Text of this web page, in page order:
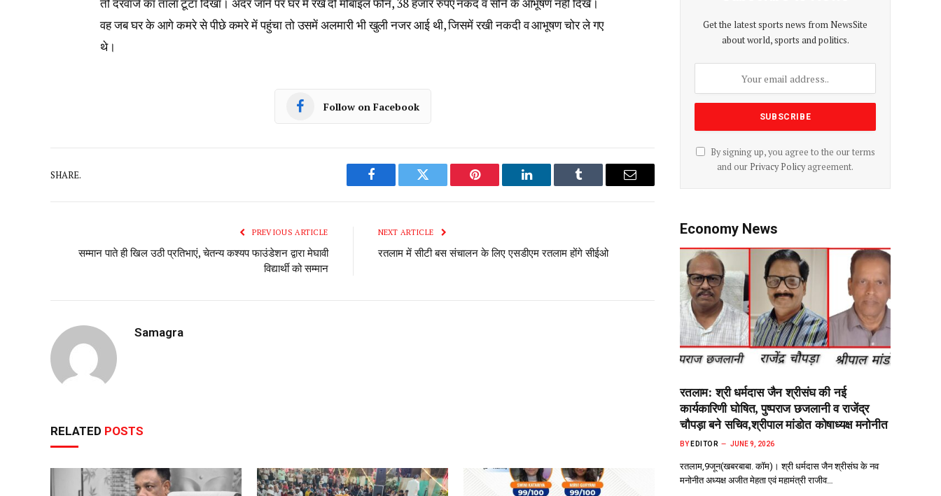
वह जब घर के आगे कमरे से पीछे कमरे में पहुंचा तो उसमें अलमारी भी खुली नजर आई थी, जिसमें रखी नकदी व आभूषण चोर ले गए
थे।
Follow on Facebook
SHARE.
Facebook Twitter Pinterest LinkedIn Tumblr Email
PREVIOUS ARTICLE
सम्मान पाते ही खिल उठी प्रतिभाएं, चेतन्य कश्यप फाउंडेशन द्वारा मेघावी
विद्यार्थी को सम्मान
NEXT ARTICLE
रतलाम में सीटी बस संचालन के लिए एसडीएम रतलाम होंगे सीईओ
Samagra
RELATED POSTS
Get the latest sports news from NewsSite
about world, sports and politics.
By signing up, you agree to the our terms
and our Privacy Policyagreement.
Economy News
रतलाम: श्री धर्मदास जैन श्रीसंघ की नई
कार्यकारिणी घोषित, पुष्पराज छजलानी व राजेंद्र
चौपड़ा बने सचिव,श्रीपाल मांडोत कोषाध्यक्ष मनोनीत
BY EDITOR JUNE 9, 2026
रतलाम,9जून(खबरबाबा. कॉम)। श्री धर्मदास जैन श्रीसंघ के नव
मनोनीत अध्यक्ष अजीत मेहता एवं महामंत्री राजीव…